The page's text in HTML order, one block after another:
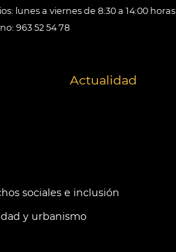
lunes a viernes de 8:30 a 14:00 horas
963 52 54 78
Actualidad
sociales e inclusión
y urbanismo